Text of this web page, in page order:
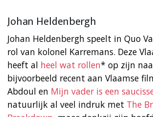
Johan Heldenbergh
Johan Heldenbergh speelt in Quo
rol van kolonel Karremans. Deze
heeft al heel wat rollen* op zijn
bijvoorbeeld recent aan Vlaamse
Abdoul en Mijn vader is een
natuurlijk al veel indruk met The